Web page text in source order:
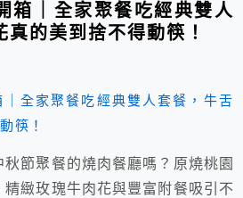
箱｜全家聚餐吃經典雙人
的美到捨不得動筷！
節聚餐的燒肉餐廳嗎？原燒桃園
緻玫瑰牛肉花與豐富附餐吸引不